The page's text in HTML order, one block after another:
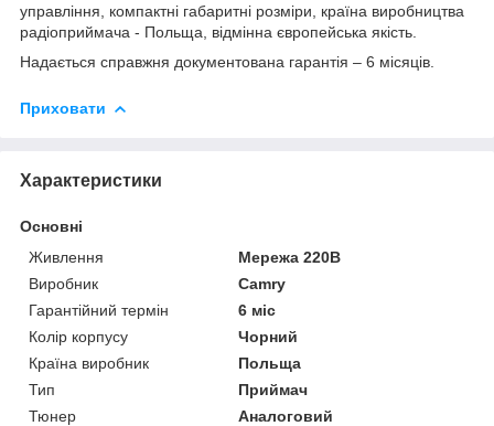
управління, компактні габаритні розміри, країна виробництва
радіоприймача - Польща, відмінна європейська якість.
Надається справжня документована гарантія – 6 місяців.
Приховати
Характеристики
Основні
Живлення
Мережа 220В
Виробник
Camry
Гарантійний термін
6 міс
Колір корпусу
Чорний
Країна виробник
Польща
Тип
Приймач
Тюнер
Аналоговий